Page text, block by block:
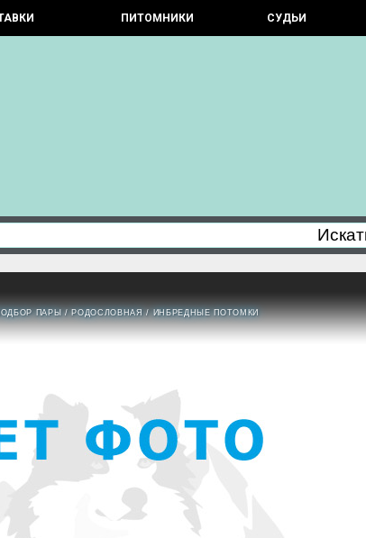
ПИТОМНИКИ СУДЬИ
ПАРЫ /РОДОСЛОВНАЯ /ИНБРЕДНЫЕ ПОТОМКИ